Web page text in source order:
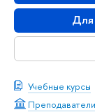
Для
Учебные курсы
Преподаватели